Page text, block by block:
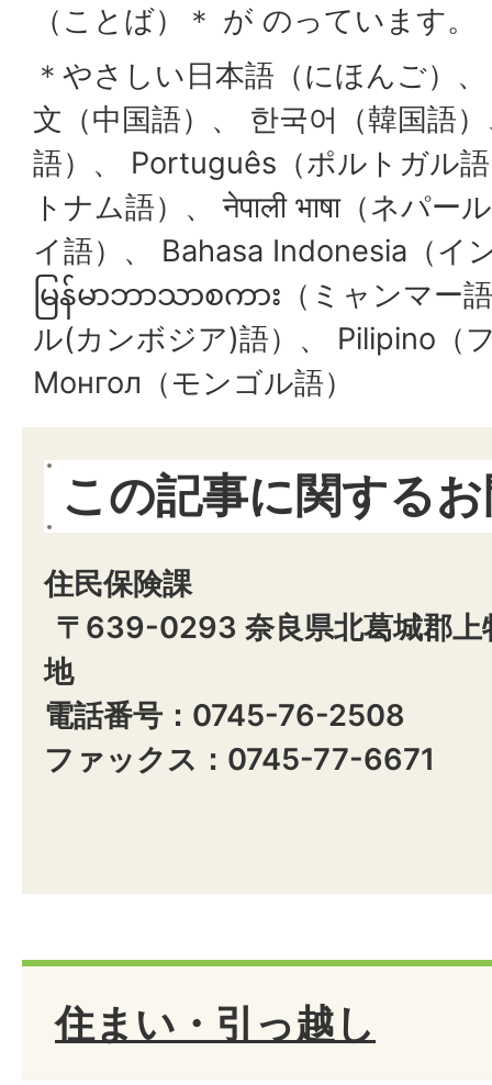
（ことば）＊ が のっています。
＊やさしい日本語（にほんご）
文（中国語）、 한국어（韓国語
語）、 Português（ポルトガル
トナム語）、 नेपाली भाषा（ネパ
イ語）、 Bahasa Indonesia（イ
မြန်မာဘာသာစကား（ミャンマー語
ル(カンボジア)語）、 Pilipino（
Монгол（モンゴル語）
この記事に関する
住民保険課
〒639-0293 奈良県北葛城郡
地
電話番号：0745-76-2508
ファックス：0745-77-6671
住まい・引っ越し